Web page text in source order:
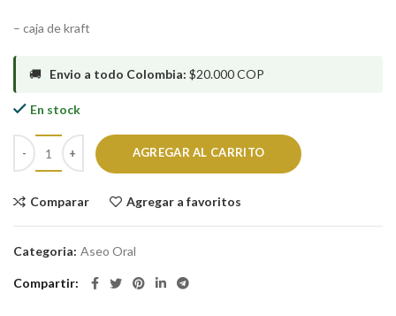
– caja de kraft
🚚 Envio a todo Colombia: $20.000 COP
En stock
AGREGAR AL CARRITO
Comparar Agregar a favoritos
Categoria: Aseo Oral
Compartir